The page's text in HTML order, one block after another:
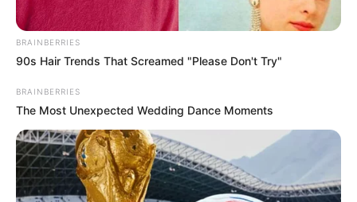
Ακολουθήστε το evianews.com στοGoogle
News
BRAINBERRIES
90s Hair Trends That Screamed "Please Don't Try"
BRAINBERRIES
The Most Unexpected Wedding Dance Moments